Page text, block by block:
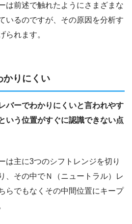
は前述で触れたようにさまざまな
いるのですが、その原因を分析す
られます。
かりにくい
バーでわかりにくいと言われやす
いう位置がすぐに認識できない点
は主に3つのシフトレンジを切り
、その中でＮ（ニュートラル）レ
らでもなくその中間位置にキープ